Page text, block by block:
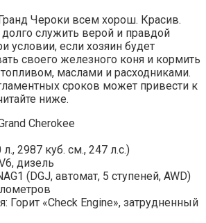
Чероки всем хорош. Красив.
служить верой и правдой
условии, если хозяин будет
своего железного коня и кормить
маслами и расходниками.
сроков может привести к
ниже.
Cherokee
2987 куб. см., 247 л.с.)
дизель
(DGJ, автомат, 5 ступеней, AWD)
Горит «Check Engine», затрудненный